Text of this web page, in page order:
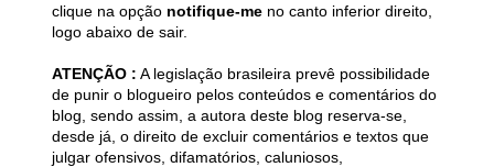
clique na opção notifique-me no canto inferior direito,
logo abaixo de sair.
ATENÇÃO : A legislação brasileira prevê possibilidade
de punir o blogueiro pelos conteúdos e comentários do
blog, sendo assim, a autora deste blog reserva-se,
desde já, o direito de excluir comentários e textos que
julgar ofensivos, difamatórios, caluniosos,